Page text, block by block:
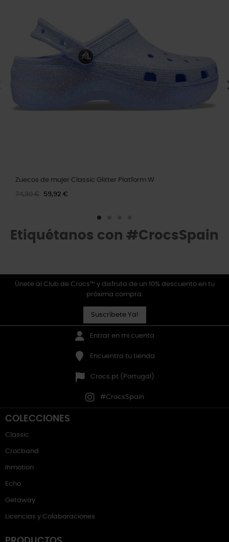
Zuecos de mujer Classic Glitter Platform W
74,90 € 59,92 €
Etiquétanos con #CrocsSpain
Únete al Club de Crocs™ y disfruta de un 10% descuento en tu
próxima compra.
Suscríbete Ya!
Entrar en mi cuenta
Encuentra tu tienda
Crocs.pt (Portugal)
#CrocsSpain
COLECCIONES
Classic
Crocband
Inmotion
Echo
Getaway
Licencias y Colaboraciones